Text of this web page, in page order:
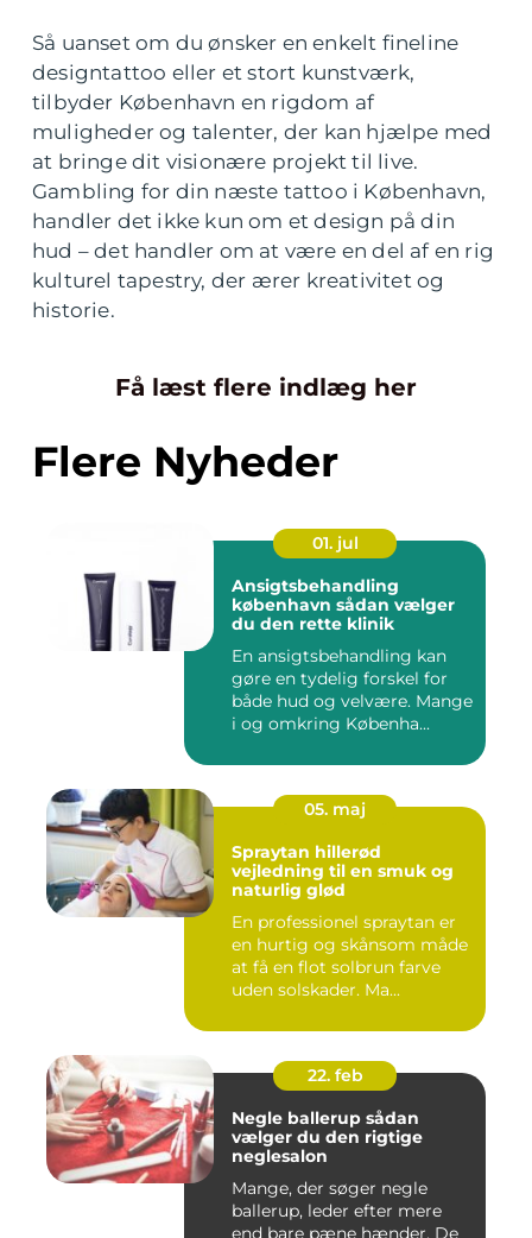
Så uanset om du ønsker en enkelt fineline
designtattoo eller et stort kunstværk,
tilbyder København en rigdom af
muligheder og talenter, der kan hjælpe med
at bringe dit visionære projekt til live.
Gambling for din næste tattoo i København,
handler det ikke kun om et design på din
hud – det handler om at være en del af en rig
kulturel tapestry, der ærer kreativitet og
historie.
Få læst flere indlæg her
Flere Nyheder
01. jul
Ansigtsbehandling
københavn sådan vælger
du den rette klinik
En ansigtsbehandling kan
gøre en tydelig forskel for
både hud og velvære. Mange
i og omkring Københa...
05. maj
Spraytan hillerød
vejledning til en smuk og
naturlig glød
En professionel spraytan er
en hurtig og skånsom måde
at få en flot solbrun farve
uden solskader. Ma...
22. feb
Negle ballerup sådan
vælger du den rigtige
neglesalon
Mange, der søger negle
ballerup, leder efter mere
end bare pæne hænder. De